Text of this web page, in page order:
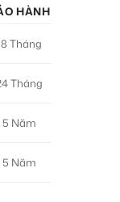
HÀNH
Tháng
Tháng
5 Năm
5 Năm